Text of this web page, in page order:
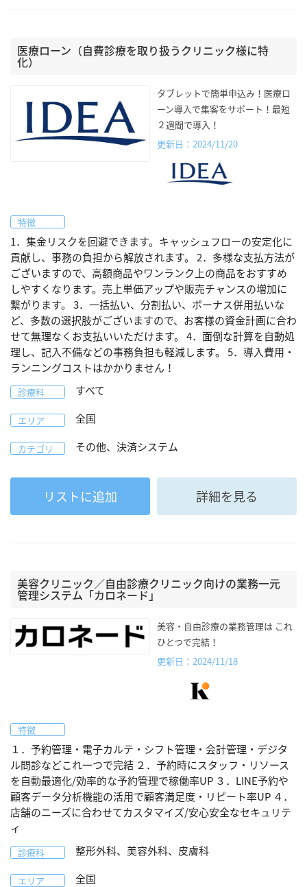
医療ローン（自費診療を取り扱うクリニック様に特
化）
タブレットで簡単申込み！医療ロ
ーン導入で集客をサポート！最短
２週間で導入！
更新日：2024/11/20
特徴
1．集金リスクを回避できます。キャッシュフローの安定化に
貢献し、事務の負担から解放されます。 2．多様な支払方法が
ございますので、高額商品やワンランク上の商品をおすすめ
しやすくなります。売上単価アップや販売チャンスの増加に
繋がります。 3．一括払い、分割払い、ボーナス併用払いな
ど、多数の選択肢がございますので、お客様の資金計画に合わ
せて無理なくお支払いいただけます。 4．面倒な計算を自動処
理し、記入不備などの事務負担も軽減します。 5．導入費用・
ランニングコストはかかりません！
診療科 すべて
エリア 全国
カテゴリ その他、決済システム
リストに追加 詳細を見る
美容クリニック／自由診療クリニック向けの業務一元
管理システム「カロネード」
美容・自由診療の業務管理は これ
ひとつで完結！
更新日：2024/11/18
特徴
１．予約管理・電子カルテ・シフト管理・会計管理・デジタ
ル問診などこれ一つで完結 ２．予約時にスタッフ・リソース
を自動最適化/効率的な予約管理で稼働率UP ３．LINE予約や
顧客データ分析機能の活用で顧客満足度・リピート率UP ４．
店舗のニーズに合わせてカスタマイズ/安心安全なセキュリテ
ィ
診療科 整形外科、美容外科、皮膚科
エリア 全国